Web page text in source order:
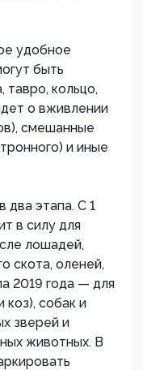
удобное
быть
тавро, кольцо,
о вживлении
смешанные
и иные
два этапа. С 1
в силу для
лошадей,
скота, оленей,
2019 года — для
коз), собак и
зверей и
животных. В